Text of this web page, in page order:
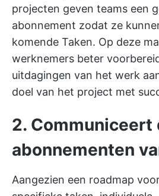
projecten geven teams een
abonnement zodat ze
komende Taken. Op deze
werknemers beter
uitdagingen van het werk
doel van het project met
2. Communiceert
abonnementen
Aangezien een roadmap